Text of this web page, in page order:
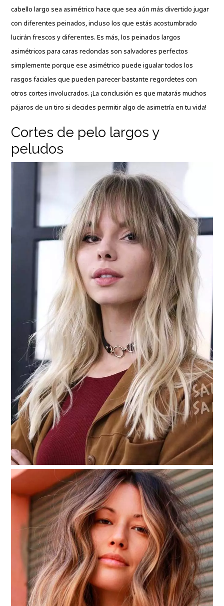
cabello largo sea asimétrico hace que sea aún más divertido jugar
con diferentes peinados, incluso los que estás acostumbrado
lucirán frescos y diferentes. Es más, los peinados largos
asimétricos para caras redondas son salvadores perfectos
simplemente porque ese asimétrico puede igualar todos los
rasgos faciales que pueden parecer bastante regordetes con
otros cortes involucrados. ¡La conclusión es que matarás muchos
pájaros de un tiro si decides permitir algo de asimetría en tu vida!
Cortes de pelo largos y
peludos